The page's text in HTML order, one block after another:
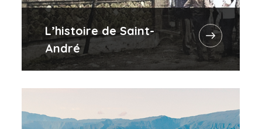
L’histoire de Saint-
André